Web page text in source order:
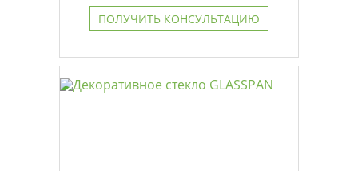
ПОЛУЧИТЬ КОНСУЛЬТАЦИЮ